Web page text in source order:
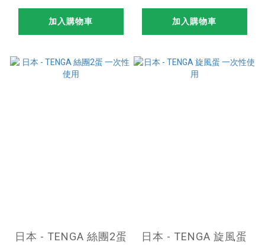
加入購物車 加入購物車
日本 - TENGA 絲團2蛋
日本 - TENGA 旋風蛋